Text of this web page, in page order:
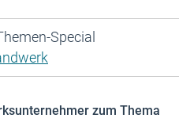
Special
zum Thema